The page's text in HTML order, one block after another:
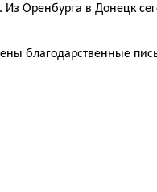
Оренбурга в Донецк